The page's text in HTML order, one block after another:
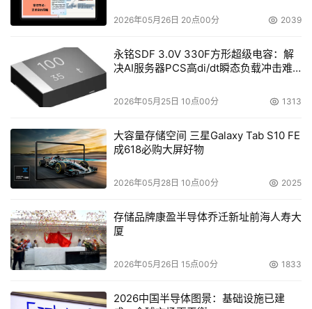
2026年05月26日 20点00分 2039
永铭SDF 3.0V 330F方形超级电容：解
决AI服务器PCS高di/dt瞬态负载冲击难
2026年05月25日 10点00分 1313
大容量存储空间 三星Galaxy Tab S10 FE
成618必购大屏好物
2026年05月28日 10点00分 2025
存储品牌康盈半导体乔迁新址前海人寿大
厦
2026年05月26日 15点00分 1833
2026中国半导体图景：基础设施已建